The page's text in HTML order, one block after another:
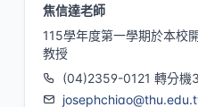
焦信達老師
115學年度第一學期於本校
教授
(04)2359-0121 轉分機